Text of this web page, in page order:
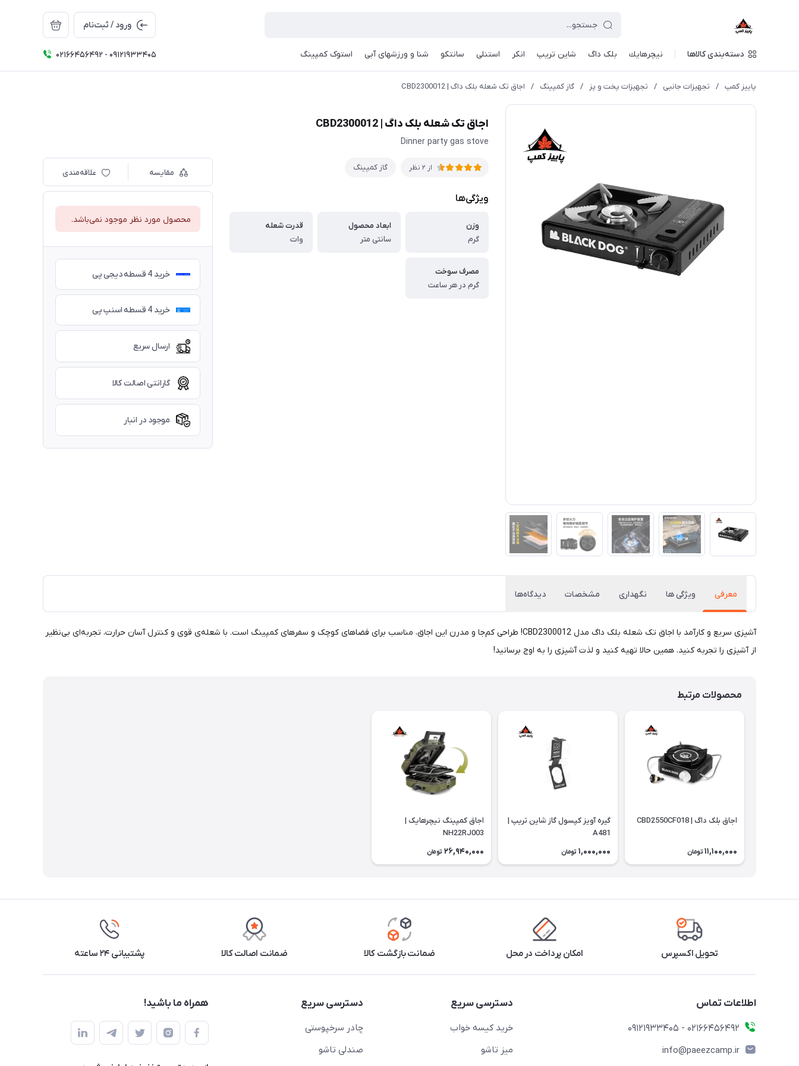
ورود / ثبت‌نام
دسته‌بندی کالاها نيچرهايك بلک داگ شاین تریپ انکر استنلی سانتکو شنا و ورزشهای آبی استوک کمپینگ 02166456492 - 09121933405
پاییز کمپ / تجهیزات جانبی / تجهیزات پخت و پز / گاز کمپینگ / اجاق تک شعله بلک داگ | CBD2300012
اجاق تک شعله بلک داگ | CBD2300012
Dinner party gas stove
از 2 نظر گاز کمپینگ
ویژگی‌ها
وزن
گرم
ابعاد محصول
سانتی متر
قدرت شعله
وات
مصرف سوخت
گرم در هر ساعت
مقایسه علاقه‌مندی
محصول مورد نظر موجود نمی‌باشد.
خرید 4 قسطه دیجی پی
خرید 4 قسطه اسنپ پی
ارسال سریع
گارانتی اصالت کالا
موجود در انبار
معرفی ویژگی ها نگهداری مشخصات دیدگاه‌ها
آشپزی سریع و کارآمد با اجاق تک شعله بلک داگ مدل CBD2300012! طراحی کم‌جا و مدرن این اجاق، مناسب برای فضاهای کوچک و سفرهای کمپینگ است. با شعله‌ی قوی و کنترل آسان حرارت، تجربه‌ای بی‌نظیر
از آشپزی را تجربه کنید. همین حالا تهیه کنید و لذت آشپزی را به اوج برسانید!
محصولات مرتبط
اجاق بلک داگ | CBD2550CF018
11,100,000 تومان
گیره آویز کپسول گاز شاین تریپ |
A481
1,000,000 تومان
اجاق کمپینگ نیچرهایک |
NH22RJ003
26,940,000 تومان
تحویل اکسپرس امکان پرداخت در محل ضمانت بازگشت کالا ضمانت اصالت کالا پشتیبانی ۲۴ ساعته
اطلاعات تماس
02166456492 - 09121933405
info@paeezcamp.ir
دسترسی سریع
خرید کیسه خواب
میز تاشو
دسترسی سریع
چادر سرخپوستی
صندلی تاشو
همراه ما باشید!